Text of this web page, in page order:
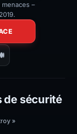
–
de sécurité
»